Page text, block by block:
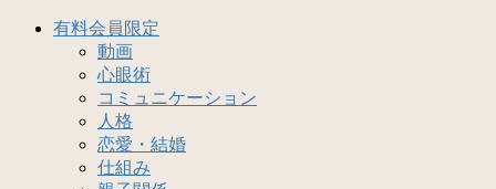
有料会員限定
動画
心眼術
コミュニケーション
人格
恋愛・結婚
仕組み